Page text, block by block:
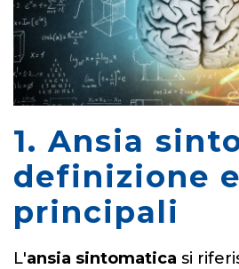
1. Ansia
definizione
principali
L'ansia sintomatica si